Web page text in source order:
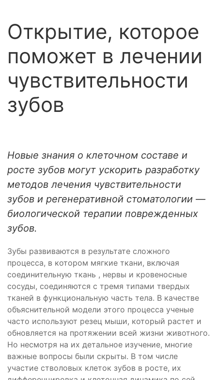
Открытие, которое
поможет в лечении
чувствительности
зубов
Новые знания о клеточном составе и
росте зубов могут ускорить разработку
методов лечения чувствительности
зубов и регенеративной стоматологии —
биологической терапии поврежденных
зубов.
Зубы развиваются в результате сложного
процесса, в котором мягкие ткани, включая
соединительную ткань , нервы и кровеносные
сосуды, соединяются с тремя типами твердых
тканей в функциональную часть тела. В качестве
объяснительной модели этого процесса ученые
часто используют резец мыши, который растет и
обновляется на протяжении всей жизни животного.
Но несмотря на их детальное изучение, многие
важные вопросы были скрыты. В том числе
участие стволовых клеток зубов в росте, их